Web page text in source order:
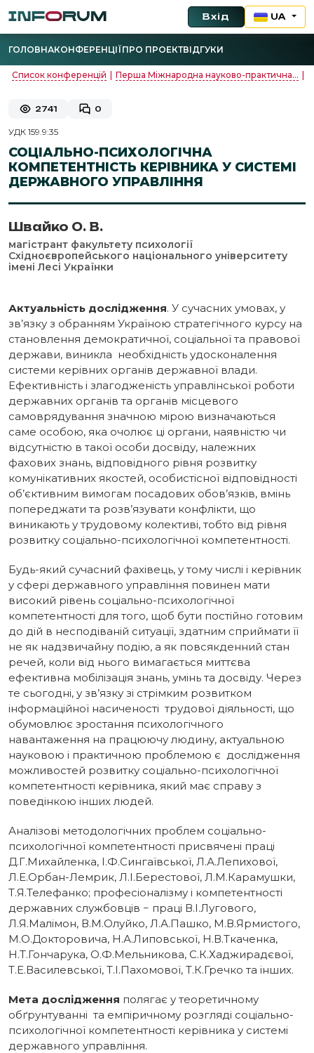
Вхід UA
ГОЛОВНАКОНФЕРЕНЦІЇПРО ПРОЕКТВІДГУКИ
Список конференцій Перша Міжнародна науково-практична...
2741 0
УДК 159.9:35
СОЦІАЛЬНО-ПСИХОЛОГІЧНА
КОМПЕТЕНТНІСТЬ КЕРІВНИКА У СИСТЕМІ
ДЕРЖАВНОГО УПРАВЛІННЯ
Швайко О. В.
магістрант факультету психології
Східноєвропейського національного університету
імені Лесі Українки
Актуальність дослідження. У сучасних умовах, у
зв’язку з обранням Україною стратегічного курсу на
становлення демократичної, соціальної та правової
держави, виникла необхідність удосконалення
системи керівних органів державної влади.
Ефективність і злагодженість управлінської роботи
державних органів та органів місцевого
самоврядування значною мірою визначаються
саме особою, яка очолює ці органи, наявністю чи
відсутністю в такої особи досвіду, належних
фахових знань, відповідного рівня розвитку
комунікативних якостей, особистісної відповідності
об’єктивним вимогам посадових обов’язків, вмінь
попереджати та розв’язувати конфлікти, що
виникають у трудовому колективі, тобто від рівня
розвитку соціально-психологічної компетентності.
Будь-який сучасний фахівець, у тому числі і керівник
у сфері державного управління повинен мати
високий рівень соціально-психологічної
компетентності для того, щоб бути постійно готовим
до дій в несподіваній ситуації, здатним сприймати її
не як надзвичайну подію, а як повсякденний стан
речей, коли від нього вимагається миттєва
ефективна мобілізація знань, умінь та досвіду. Через
те сьогодні, у зв’язку зі стрімким розвитком
інформаційної насиченості трудової діяльності, що
обумовлює зростання психологічного
навантаження на працюючу людину, актуальною
науковою і практичною проблемою є дослідження
можливостей розвитку соціально-психологічної
компетентності керівника, який має справу з
поведінкою інших людей.
Аналізові методологічних проблем соціально-
психологічної компетентності присвячені праці
Д.Г.Михайленка, І.Ф.Сингаївської, Л.А.Лепихової,
Л.Е.Орбан-Лемрик, Л.І.Берестової, Л.М.Карамушки,
Т.Я.Телефанко; професіоналізму і компетентності
державних службовців − праці В.І.Лугового,
Л.Я.Малімон, В.М.Олуйко, Л.А.Пашко, М.В.Ярмистого,
М.О.Докторовича, Н.А.Липовської, Н.В.Ткаченка,
Н.Т.Гончарука, О.Ф.Мельникова, С.К.Хаджирадєвої,
Т.Е.Василевської, Т.І.Пахомової, Т.К.Гречко та інших.
Мета дослідження полягає у теоретичному
обґрунтуванні та емпіричному розгляді соціально-
психологічної компетентності керівника у системі
державного управління.